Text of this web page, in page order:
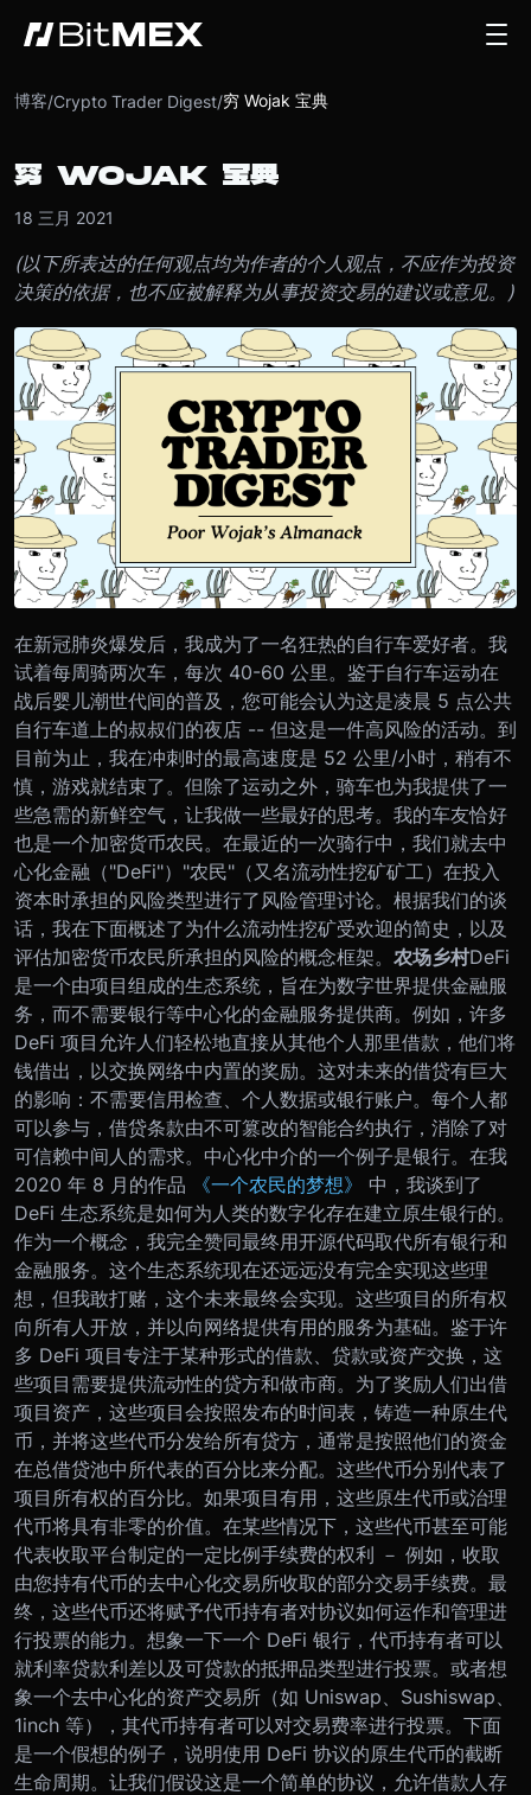
博客/Crypto Trader Digest/穷 Wojak 宝典
穷 WOJAK 宝典
18 三月 2021
(以下所表达的任何观点均为作者的个人观点，不应作为投资
决策的依据，也不应被解释为从事投资交易的建议或意见。)
在新冠肺炎爆发后，我成为了一名狂热的自行车爱好者。我
试着每周骑两次车，每次 40-60 公里。鉴于自行车运动在
战后婴儿潮世代间的普及，您可能会认为这是凌晨 5 点公共
自行车道上的叔叔们的夜店 -- 但这是一件高风险的活动。到
目前为止，我在冲刺时的最高速度是 52 公里/小时，稍有不
慎，游戏就结束了。 但除了运动之外，骑车也为我提供了一
些急需的新鲜空气，让我做一些最好的思考。我的车友恰好
也是一个加密货币农民。在最近的一次骑行中，我们就去中
心化金融（"DeFi"）"农民"（又名流动性挖矿矿工）在投入
资本时承担的风险类型进行了风险管理讨论。根据我们的谈
话，我在下面概述了为什么流动性挖矿受欢迎的简史，以及
评估加密货币农民所承担的风险的概念框架。 农场乡村DeFi
是一个由项目组成的生态系统，旨在为数字世界提供金融服
务，而不需要银行等中心化的金融服务提供商。例如，许多
DeFi 项目允许人们轻松地直接从其他个人那里借款，他们将
钱借出，以交换网络中内置的奖励。这对未来的借贷有巨大
的影响：不需要信用检查、个人数据或银行账户。每个人都
可以参与，借贷条款由不可篡改的智能合约执行，消除了对
可信赖中间人的需求。 中心化中介的一个例子是银行。在我
2020 年 8 月的作品
《一个农民的梦想》
中，我谈到了
DeFi 生态系统是如何为人类的数字化存在建立原生银行的。
作为一个概念，我完全赞同最终用开源代码取代所有银行和
金融服务。这个生态系统现在还远远没有完全实现这些理
想，但我敢打赌，这个未来最终会实现。 这些项目的所有权
向所有人开放，并以向网络提供有用的服务为基础。鉴于许
多 DeFi 项目专注于某种形式的借款、贷款或资产交换，这
些项目需要提供流动性的贷方和做市商。为了奖励人们出借
项目资产，这些项目会按照发布的时间表，铸造一种原生代
币，并将这些代币分发给所有贷方，通常是按照他们的资金
在总借贷池中所代表的百分比来分配。这些代币分别代表了
项目所有权的百分比。如果项目有用，这些原生代币或治理
代币将具有非零的价值。在某些情况下，这些代币甚至可能
代表收取平台制定的一定比例手续费的权利 － 例如，收取
由您持有代币的去中心化交易所收取的部分交易手续费。 最
终，这些代币还将赋予代币持有者对协议如何运作和管理进
行投票的能力。想象一下一个 DeFi 银行，代币持有者可以
就利率贷款利差以及可贷款的抵押品类型进行投票。或者想
象一个去中心化的资产交易所（如 Uniswap、Sushiswap、
1inch 等），其代币持有者可以对交易费率进行投票。 下面
是一个假想的例子，说明使用 DeFi 协议的原生代币的截断
生命周期。让我们假设这是一个简单的协议，允许借款人存